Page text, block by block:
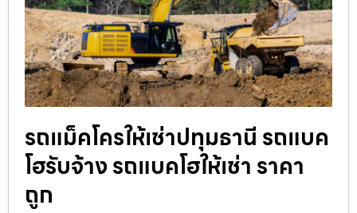
รถแม็คโครให้เช่าปทุมธานี รถแบค
โฮรับจ้าง รถแบคโฮให้เช่า ราคา
ถูก